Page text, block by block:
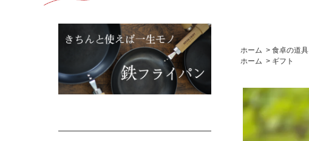
ホーム > 食卓の道具
ホーム > ギフト